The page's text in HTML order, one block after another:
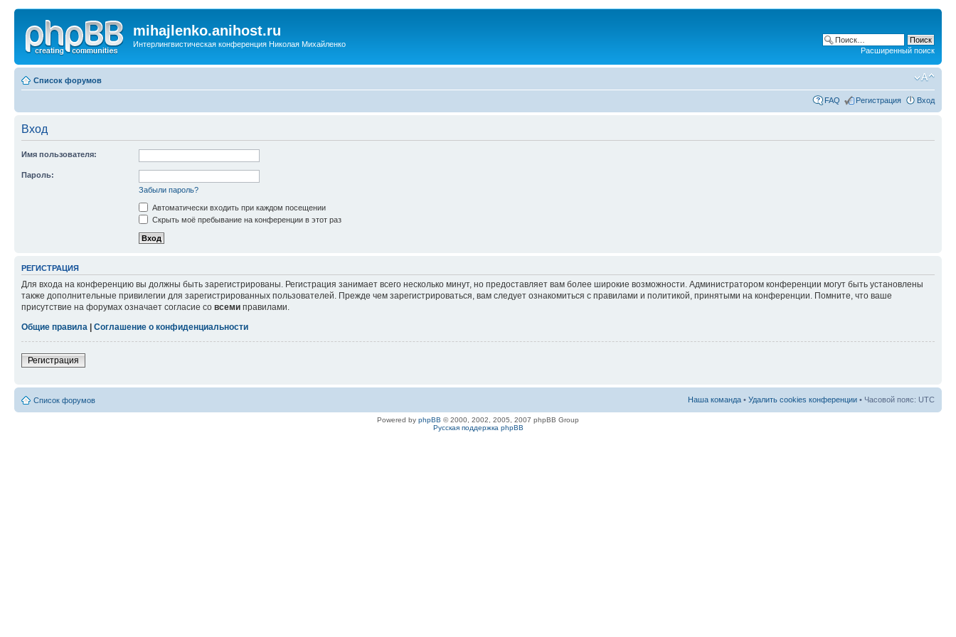
mihajlenko.anihost.ru
Интерлингвистическая конференция Николая Михайленко
Расширенный поиск
Список форумов
FAQ Регистрация Вход
Вход
Имя пользователя:
Пароль:
Забыли пароль?
Автоматически входить при каждом посещении
Скрыть моё пребывание на конференции в этот раз
РЕГИСТРАЦИЯ
Для входа на конференцию вы должны быть зарегистрированы. Регистрация занимает всего несколько минут, но предоставляет вам более широкие возможности. Администратором конференции могут быть установлены
также дополнительные привилегии для зарегистрированных пользователей. Прежде чем зарегистрироваться, вам следует ознакомиться с правилами и политикой, принятыми на конференции. Помните, что ваше
присутствие на форумах означает согласие со всеми правилами.
Общие правила
Соглашение о конфиденциальности
Регистрация
Список форумов Наша команда • Удалить cookies конференции • Часовой пояс: UTC
Powered by phpBB © 2000, 2002, 2005, 2007 phpBB Group
Русская поддержка phpBB